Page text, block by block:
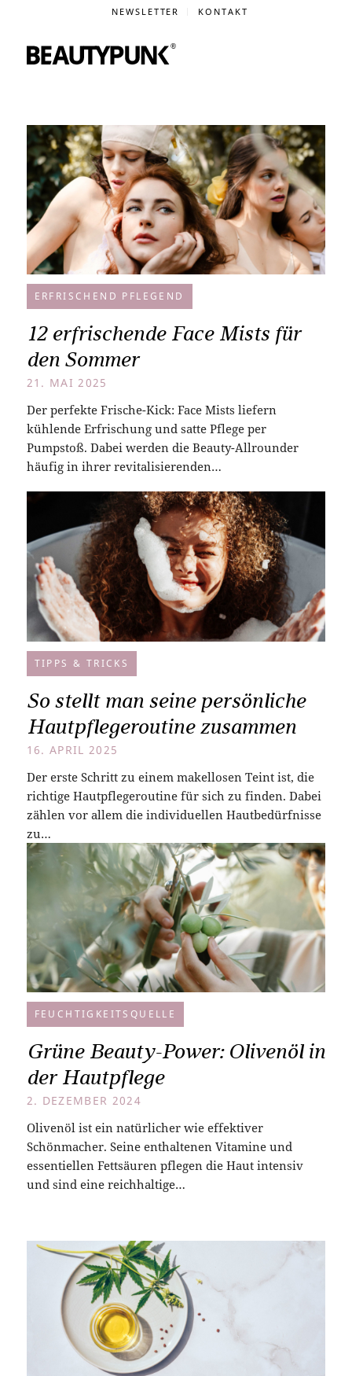
NEWSLETTER KONTAKT
ERFRISCHEND PFLEGEND
12 erfrischende Face Mists für
den Sommer
21. MAI 2025
Der perfekte Frische-Kick: Face Mists liefern
kühlende Erfrischung und satte Pflege per
Pumpstoß. Dabei werden die Beauty-Allrounder
häufig in ihrer revitalisierenden…
TIPPS & TRICKS
So stellt man seine persönliche
Hautpflegeroutine zusammen
16. APRIL 2025
Der erste Schritt zu einem makellosen Teint ist, die
richtige Hautpflegeroutine für sich zu finden. Dabei
zählen vor allem die individuellen Hautbedürfnisse
zu…
FEUCHTIGKEITSQUELLE
Grüne Beauty-Power: Olivenöl in
der Hautpflege
2. DEZEMBER 2024
Olivenöl ist ein natürlicher wie effektiver
Schönmacher. Seine enthaltenen Vitamine und
essentiellen Fettsäuren pflegen die Haut intensiv
und sind eine reichhaltige…